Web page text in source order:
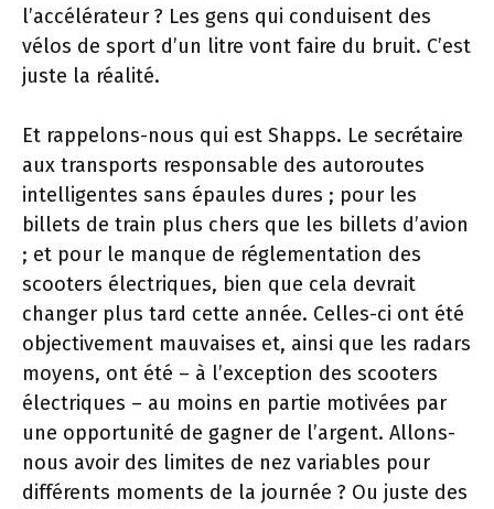
l’accélérateur ? Les gens qui conduisent des
vélos de sport d’un litre vont faire du bruit. C’est
juste la réalité.
Et rappelons-nous qui est Shapps. Le secrétaire
aux transports responsable des autoroutes
intelligentes sans épaules dures ; pour les
billets de train plus chers que les billets d’avion
; et pour le manque de réglementation des
scooters électriques, bien que cela devrait
changer plus tard cette année. Celles-ci ont été
objectivement mauvaises et, ainsi que les radars
moyens, ont été – à l’exception des scooters
électriques – au moins en partie motivées par
une opportunité de gagner de l’argent. Allons-
nous avoir des limites de nez variables pour
différents moments de la journée ? Ou juste des